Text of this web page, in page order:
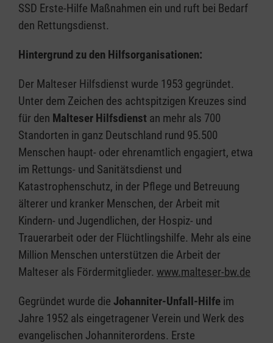
SSD Erste-Hilfe Maßnahmen ein und ruft bei Bedarf
den Rettungsdienst.
Hintergrund zu den Hilfsorganisationen:
Der Malteser Hilfsdienst wurde 1953 gegründet.
Unter dem Zeichen des achtspitzigen Kreuzes sind
für den Malteser Hilfsdienst an mehr als 700
Standorten in ganz Deutschland rund 95.500
Menschen haupt- oder ehrenamtlich engagiert, etwa
im Rettungs- und Sanitätsdienst und
Katastrophenschutz, in der Pflege und Betreuung
älterer und kranker Menschen, der Arbeit mit
Kindern- und Jugendlichen, der Hospiz- und
Trauerarbeit oder der Flüchtlingshilfe. Mehr als eine
Million Menschen unterstützen die Arbeit der
Malteser als Fördermitglieder. www.malteser-bw.de
Gegründet wurde die Johanniter-Unfall-Hilfe im
Jahre 1952 als eingetragener Verein und Werk des
evangelischen Johanniterordens. Erste